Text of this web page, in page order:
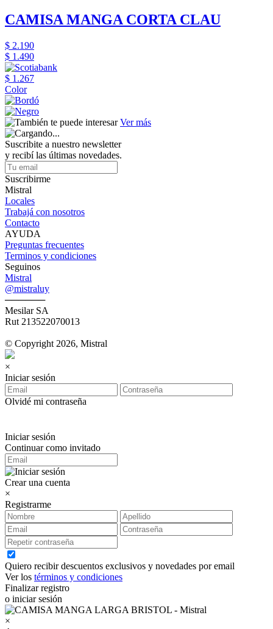
CAMISA MANGA CORTA CLAU
$ 2.190
$ 1.490
$ 1.267
Color
Ver más
Suscribite a nuestro newsletter
y recibí las últimas novedades.
Suscribirme
Mistral
Locales
Trabajá con nosotros
Contacto
AYUDA
Preguntas frecuentes
Terminos y condiciones
Seguinos
Mistral
@mistraluy
──────
Mesilar SA
Rut 213522070013
© Copyright 2026, Mistral
×
Iniciar sesión
Olvidé mi contraseña
Iniciar sesión
Continuar como invitado
Crear una cuenta
×
Registrarme
Quiero recibir descuentos exclusivos y novedades por email
Ver los términos y condiciones
Finalizar registro
o iniciar sesión
×